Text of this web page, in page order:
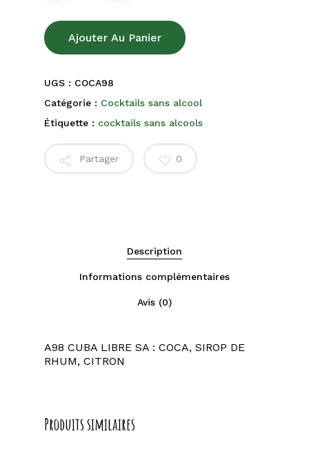
Ajouter Au Panier
UGS : COCA98
Catégorie : Cocktails sans alcool
Étiquette : cocktails sans alcools
Partager 0
Description
Informations complémentaires
Avis (0)
A98 CUBA LIBRE SA : COCA, SIROP DE
RHUM, CITRON
Produits similaires